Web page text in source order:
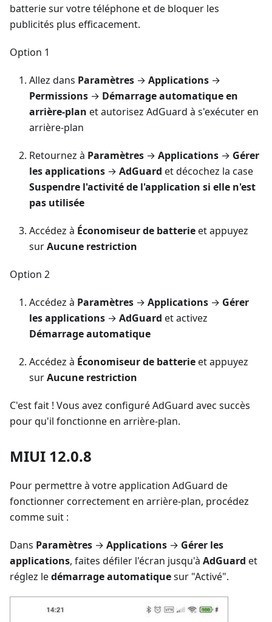
batterie sur votre téléphone et de bloquer les
publicités plus efficacement.
Option 1
Allez dans Paramètres → Applications →
Permissions → Démarrage automatique en
arrière-plan et autorisez AdGuard à s'exécuter en
arrière-plan
Retournez à Paramètres → Applications → Gérer
les applications → AdGuard et décochez la case
Suspendre l'activité de l'application si elle n'est
pas utilisée
Accédez à Économiseur de batterieet appuyez
surAucune restriction
Option 2
Accédez à Paramètres → Applications → Gérer
les applications → AdGuard et activez
Démarrage automatique
Accédez à Économiseur de batterieet appuyez
surAucune restriction
C'est fait ! Vous avez configuré AdGuard avec succès
pour qu'il fonctionne en arrière-plan.
MIUI 12.0.8
Pour permettre à votre application AdGuard de
fonctionner correctement en arrière-plan, procédez
comme suit :
Dans Paramètres → Applications → Gérer les
applications, faites défiler l'écran jusqu'à AdGuard et
réglez ledémarrage automatiquesur "Activé".